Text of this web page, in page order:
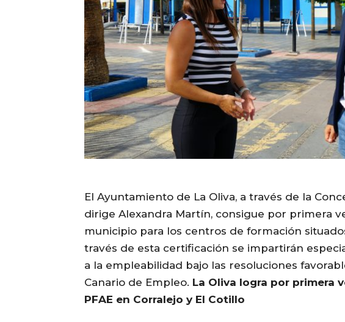
El Ayuntamiento de La Oliva, a través de la
dirige Alexandra Martín, consigue por primera
municipio para los centros de formación
través de esta certificación se impartirán
a la empleabilidad bajo las resoluciones
Canario de Empleo. La Oliva logra por primera
PFAE en Corralejo y El Cotillo